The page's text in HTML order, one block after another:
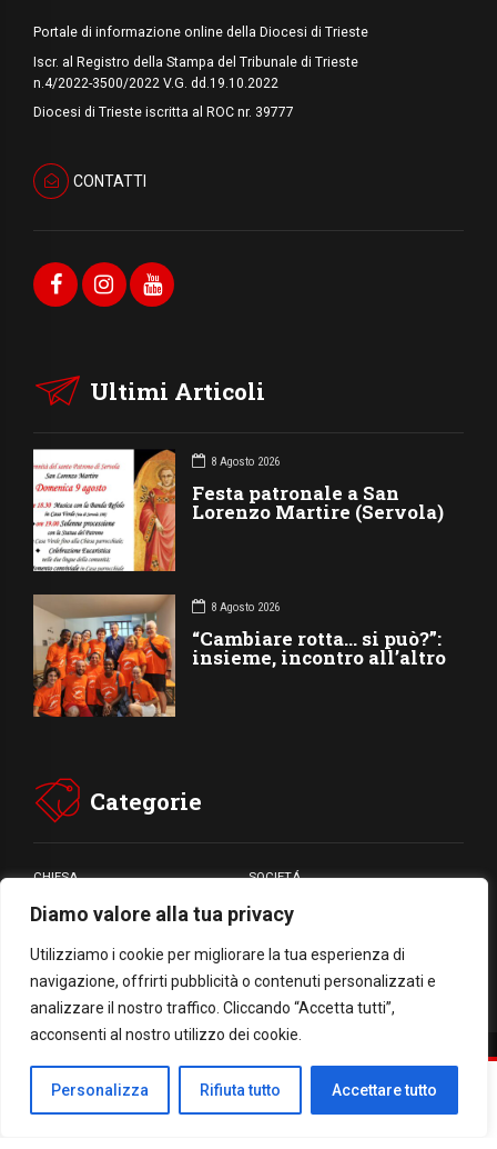
Diamo valore alla tua privacy
Utilizziamo i cookie per migliorare la tua esperienza di
navigazione, offrirti pubblicità o contenuti personalizzati e
analizzare il nostro traffico. Cliccando “Accetta tutti”,
acconsenti al nostro utilizzo dei cookie.
Personalizza Rifiuta tutto Accettare tutto
Portale di informazione online della Diocesi di Trieste
Iscr. al Registro della Stampa del Tribunale di Trieste
n.4/2022-3500/2022 V.G. dd.19.10.2022
Diocesi di Trieste iscritta al ROC nr. 39777
CONTATTI
Ultimi Articoli
8 Agosto 2026
Festa patronale a San
Lorenzo Martire (Servola)
8 Agosto 2026
“Cambiare rotta… si può?”:
insieme, incontro all’altro
Categorie
CHIESA SOCIETÁ
CARITÁ GIUBILEO
CULTURA MEDIA
Facebook
WhatsApp
Threads
Email
Condividi